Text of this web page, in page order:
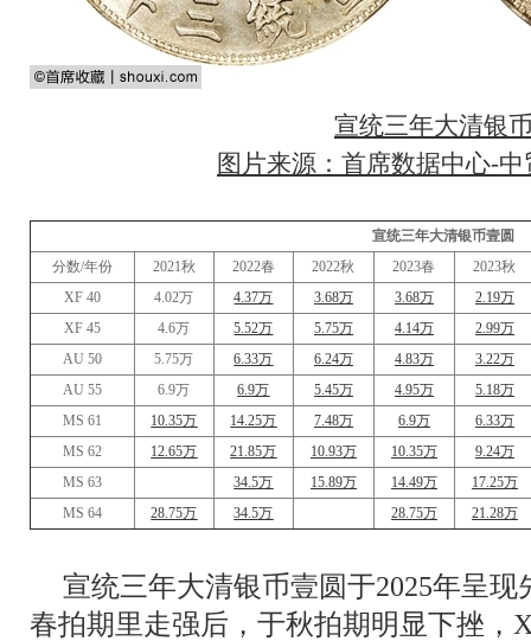
宣统三年大清银
图片来源：首席数据中心-
宣统三年大清银币壹圆
分数/年份
2021秋 2022春 2022秋 2023春
2023秋
XF 40
4.02万 4.37万 3.68万 3.68万
2.19万
XF 45
4.6万 5.52万 5.75万 4.14万
2.99万
AU 50
5.75万 6.33万 6.24万 4.83万
3.22万
AU 55
6.9万 6.9万 5.45万 4.95万
5.18万
MS 61
10.35万 14.25万 7.48万 6.9万
6.33万
MS 62
12.65万 21.85万 10.93万 10.35万
9.24万
MS 63
34.5万 15.89万 14.49万
17.25万
MS 64
28.75万 34.5万 28.75万 21.28万
宣统三年大清银币壹圆于2025年呈现
春拍期里走强后，于秋拍期明显下挫，